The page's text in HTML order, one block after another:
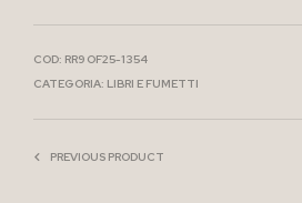
COD: RR9 OF25-1354
CATEGORIA: LIBRI E FUMETTI
PREVIOUS PRODUCT